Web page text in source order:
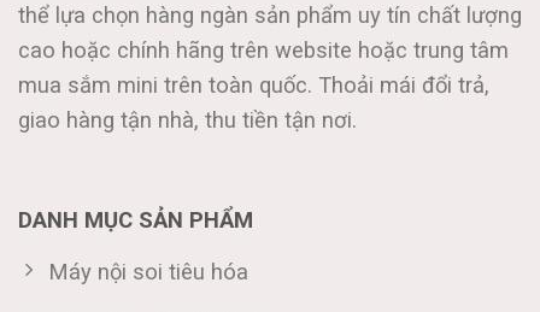
thể lựa chọn hàng ngàn sản phẩm uy tín chất lượng
cao hoặc chính hãng trên website hoặc trung tâm
mua sắm mini trên toàn quốc. Thoải mái đổi trả,
giao hàng tận nhà, thu tiền tận nơi.
DANH MỤC SẢN PHẨM
Máy nội soi tiêu hóa